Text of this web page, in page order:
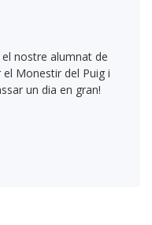
el nostre alumnat de
Monestir del Puig i
un dia en gran!